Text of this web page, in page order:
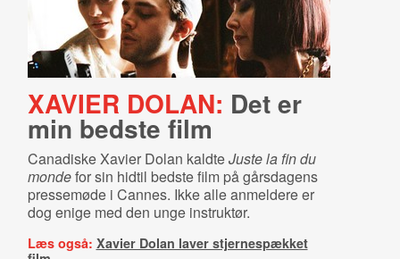
XAVIER DOLAN: Det er
min bedste film
Canadiske Xavier Dolan kaldteJuste la fin du
mondefor sin hidtil bedste film på gårsdagens
pressemøde i Cannes. Ikke alle anmeldere er
dog enige med den unge instruktør.
Læs også: Xavier Dolan laver stjernespækket